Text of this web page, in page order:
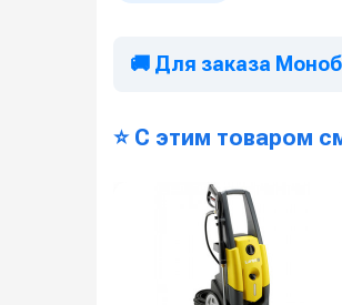
🚚 Для заказа
⭐ С этим товаром